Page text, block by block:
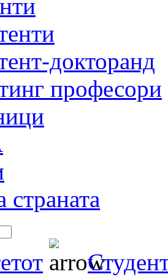
докторанд
професори